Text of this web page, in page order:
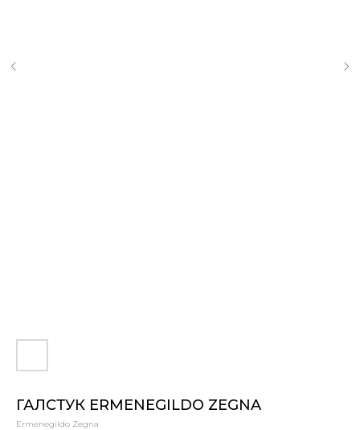
ГАЛСТУК ERMENEGILDO ZEGNA
Ermenegildo Zegna